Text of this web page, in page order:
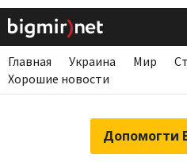
Главная Украина Мир
Хорошие новости
Допомогти